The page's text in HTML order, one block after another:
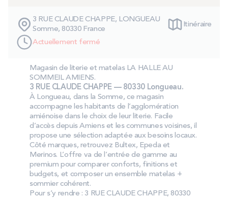
Technologie bultex
Nos engagements
Storelocator
ContactMon compte
3 RUE CLAUDE CHAPPE, LONGUEAU
Somme, 80330 France
Itinéraire
Actuellement fermé
Magasin de literie et matelas LA HALLE AU
SOMMEIL AMIENS.
3 RUE CLAUDE CHAPPE — 80330 Longueau.
À Longueau, dans la Somme, ce magasin
accompagne les habitants de l’agglomération
amiénoise dans le choix de leur literie. Facile
d’accès depuis Amiens et les communes voisines, il
propose une sélection adaptée aux besoins locaux.
Côté marques, retrouvez Bultex, Epeda et
Merinos. L’offre va de l’entrée de gamme au
premium pour comparer conforts, finitions et
budgets, et composer un ensemble matelas +
sommier cohérent.
Pour s’y rendre : 3 RUE CLAUDE CHAPPE, 80330